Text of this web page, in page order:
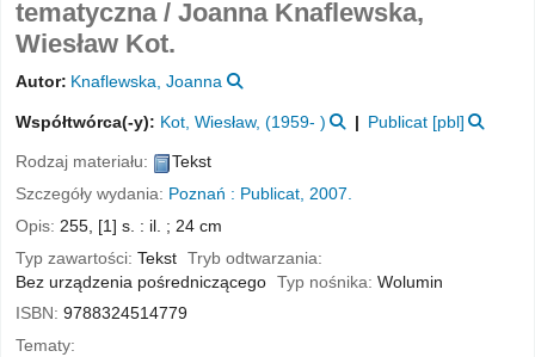
tematyczna / Joanna Knaflewska,
Wiesław Kot.
Autor: Knaflewska, Joanna
Współtwórca(-y): Kot, Wiesław, (1959- ) Publicat[pbl]
Rodzaj materiału:
Tekst
Szczegóły wydania: Poznań : Publicat, 2007.
Opis: 255, [1] s. : il. ; 24 cm
Typ zawartości: Tekst
Tryb odtwarzania:
Bez urządzenia pośredniczącego
Typ nośnika:Wolumin
ISBN: 9788324514779
Tematy: